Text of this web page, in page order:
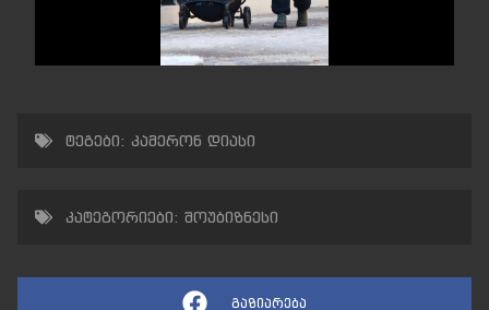
ტეგები: კამერონ დიასი
კატეგორიები: შოუბიზნესი
გაზიარება